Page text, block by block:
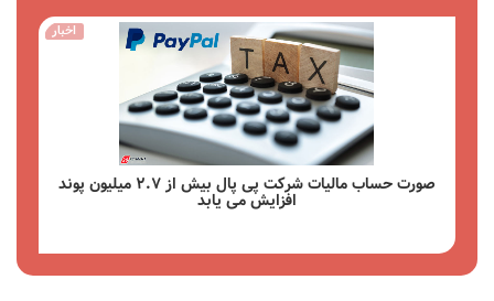
مقالات
پرداخت هزینه ثبت دامنه با پی پال
مشاهده